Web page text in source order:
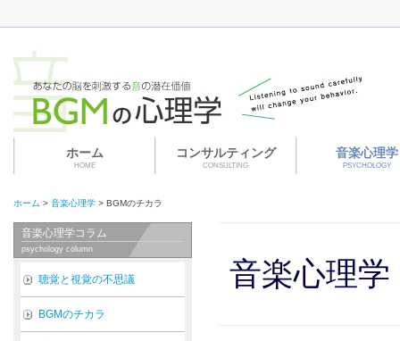
ホーム > 音楽心理学 > BGMのチカラ
音楽心理学
音楽心理学コラム
psychology column
聴覚と視覚の不思議
BGMのチカラ
ホーム
HOME
コンサルティング
CONSULTING
音楽心理学
PSYCHOLOGY